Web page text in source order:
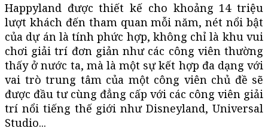
Happyland được thiết kế cho khoảng 14 triệu
lượt khách đến tham quan mỗi năm, nét nổi bật
của dự án là tính phức hợp, không chỉ là khu vui
chơi giải trí đơn giản như các công viên thường
thấy ở nước ta, mà là một sự kết hợp đa dạng với
vai trò trung tâm của một công viên chủ đề sẽ
được đầu tư cùng đẳng cấp với các công viên giải
trí nổi tiếng thế giới như Disneyland, Universal
Studio...